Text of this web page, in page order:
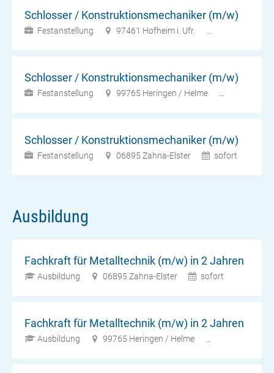
Schlosser / Konstruktionsmechaniker (m/w)
Festanstellung 97461 Hofheim i. Ufr.
Schlosser / Konstruktionsmechaniker (m/w)
Festanstellung 99765 Heringen / Helme
Schlosser / Konstruktionsmechaniker (m/w)
Festanstellung 06895 Zahna-Elster sofort
Ausbildung
Fachkraft für Metalltechnik (m/w) in 2 Jahren
Ausbildung 06895 Zahna-Elster sofort
Fachkraft für Metalltechnik (m/w) in 2 Jahren
Ausbildung 99765 Heringen / Helme